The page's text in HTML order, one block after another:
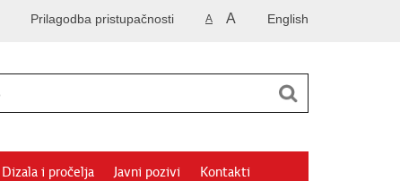
English
A A
Prilagodba pristupačnosti
Dizala i pročelja Javni pozivi Kontakti